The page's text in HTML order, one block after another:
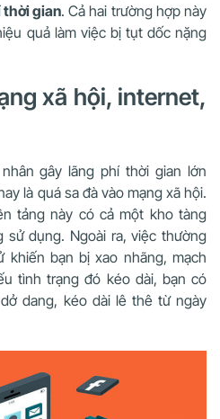
thời gian. Cả hai trường hợp này
quả làm việc bị tụt dốc nặng
xã hội, internet,
gây lãng phí thời gian lớn
là quá sa đà vào mạng xã hội.
tảng này có cả một kho tàng
dụng. Ngoài ra, việc thường
bạn bị xao nhãng, mạch
tình trạng đó kéo dài, bạn có
dang, kéo dài lê thê từ ngày